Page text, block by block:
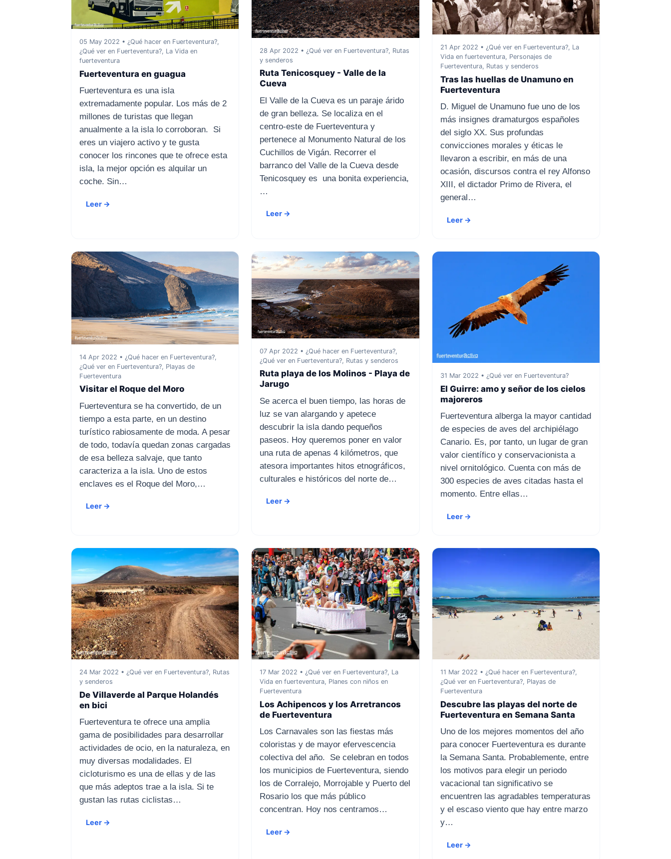
05 May 2022 • ¿Qué hacer en Fuerteventura?,
¿Qué ver en Fuerteventura?, La Vida en
fuerteventura
Fuerteventura en guagua
Fuerteventura es una isla
extremadamente popular. Los más de 2
millones de turistas que llegan
anualmente a la isla lo corroboran. Si
eres un viajero activo y te gusta
conocer los rincones que te ofrece esta
isla, la mejor opción es alquilar un
coche. Sin…
Leer →
28 Apr 2022 • ¿Qué ver en Fuerteventura?, Rutas
y senderos
Ruta Tenicosquey - Valle de la
Cueva
El Valle de la Cueva es un paraje árido
de gran belleza. Se localiza en el
centro-este de Fuerteventura y
pertenece al Monumento Natural de los
Cuchillos de Vigán. Recorrer el
barranco del Valle de la Cueva desde
Tenicosquey es una bonita experiencia,
…
Leer →
21 Apr 2022 • ¿Qué ver en Fuerteventura?, La
Vida en fuerteventura, Personajes de
Fuerteventura, Rutas y senderos
Tras las huellas de Unamuno en
Fuerteventura
D. Miguel de Unamuno fue uno de los
más insignes dramaturgos españoles
del siglo XX. Sus profundas
convicciones morales y éticas le
llevaron a escribir, en más de una
ocasión, discursos contra el rey Alfonso
XIII, el dictador Primo de Rivera, el
general…
Leer →
14 Apr 2022 • ¿Qué hacer en Fuerteventura?,
¿Qué ver en Fuerteventura?, Playas de
Fuerteventura
Visitar el Roque del Moro
Fuerteventura se ha convertido, de un
tiempo a esta parte, en un destino
turístico rabiosamente de moda. A pesar
de todo, todavía quedan zonas cargadas
de esa belleza salvaje, que tanto
caracteriza a la isla. Uno de estos
enclaves es el Roque del Moro,…
Leer →
07 Apr 2022 • ¿Qué hacer en Fuerteventura?,
¿Qué ver en Fuerteventura?, Rutas y senderos
Ruta playa de los Molinos - Playa de
Jarugo
Se acerca el buen tiempo, las horas de
luz se van alargando y apetece
descubrir la isla dando pequeños
paseos. Hoy queremos poner en valor
una ruta de apenas 4 kilómetros, que
atesora importantes hitos etnográficos,
culturales e históricos del norte de…
Leer →
31 Mar 2022 • ¿Qué ver en Fuerteventura?
El Guirre: amo y señor de los cielos
majoreros
Fuerteventura alberga la mayor cantidad
de especies de aves del archipiélago
Canario. Es, por tanto, un lugar de gran
valor científico y conservacionista a
nivel ornitológico. Cuenta con más de
300 especies de aves citadas hasta el
momento. Entre ellas…
Leer →
24 Mar 2022 • ¿Qué ver en Fuerteventura?, Rutas
y senderos
De Villaverde al Parque Holandés
en bici
Fuerteventura te ofrece una amplia
gama de posibilidades para desarrollar
actividades de ocio, en la naturaleza, en
muy diversas modalidades. El
cicloturismo es una de ellas y de las
que más adeptos trae a la isla. Si te
gustan las rutas ciclistas…
Leer →
17 Mar 2022 • ¿Qué ver en Fuerteventura?, La
Vida en fuerteventura, Planes con niños en
Fuerteventura
Los Achipencos y los Arretrancos
de Fuerteventura
Los Carnavales son las fiestas más
coloristas y de mayor efervescencia
colectiva del año. Se celebran en todos
los municipios de Fuerteventura, siendo
los de Corralejo, Morrojable y Puerto del
Rosario los que más público
concentran. Hoy nos centramos…
Leer →
11 Mar 2022 • ¿Qué hacer en Fuerteventura?,
¿Qué ver en Fuerteventura?, Playas de
Fuerteventura
Descubre las playas del norte de
Fuerteventura en Semana Santa
Uno de los mejores momentos del año
para conocer Fuerteventura es durante
la Semana Santa. Probablemente, entre
los motivos para elegir un periodo
vacacional tan significativo se
encuentren las agradables temperaturas
y el escaso viento que hay entre marzo
y…
Leer →